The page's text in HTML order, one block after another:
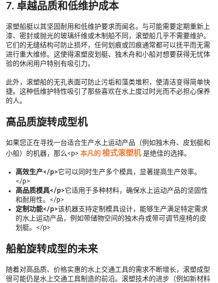
7. 卓越品质和低维护成本
滚塑船艇以其坚固耐用和低维护要求而闻名。与可能需要定期重新上
漆、密封或抛光的玻璃纤维或木制船不同，滚塑船几乎不需要维护。
它们的无缝结构可防止损坏，任何划痕或凹痕通常都可以抚平而无需
进行重大维修。这使得滚塑皮划艇、独木舟和小船对想要获得无忧体
验的休闲用户特别有吸引力。
此外，滚塑船的无孔表面可防止污垢和藻类堆积，使清洁变得简单快
捷。这种低维护特性吸引了那些喜欢在水上度过时光而不必担心保养
的人。
高品质旋转成型机
如果您正在寻找一台适合生产水上运动产品（例如独木舟、皮划艇和
小船）的机器，那么<​​p> 本凡的 梭式滚塑机是绝佳的选择。
高效生产</p>它可以同时生产多个模具，显著提高生产效率。
</p>
高品质模具</p>它适用于多种材料，确保水上运动产品的坚固性
和耐用性。</p>
定制功能</p>该机器支持定制模具设计，能够生产满足特定需求
的水上运动产品，例如带储物空间的独木舟或带可调节座椅的皮
划艇。</p>
船舶旋转成型的未来
随着对高品质、价格实惠的水上交通工具的需求不断增长，滚塑成型
很可能仍是水上交通工具制造的前沿。滚塑技术的进步（例如新材料